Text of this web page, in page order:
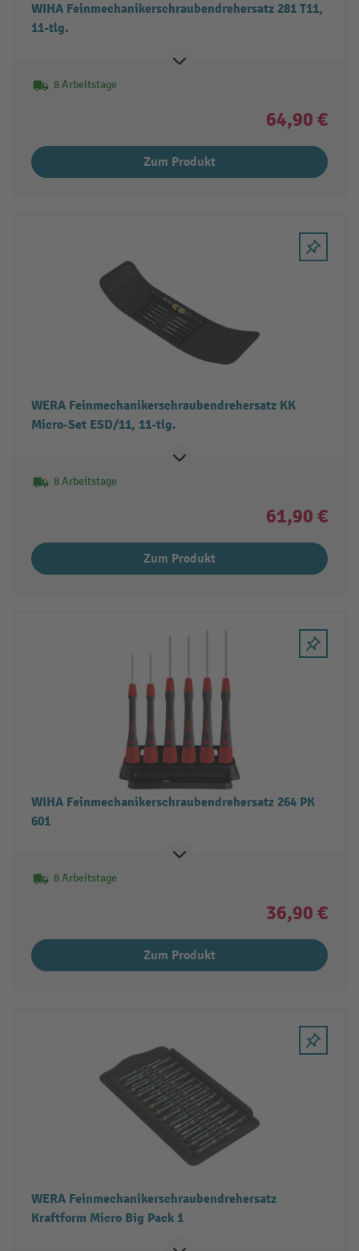
WIHA Feinmechanikerschraubendrehersatz 281 T11,
11-tlg.
8 Arbeitstage
64,90 €
Zum Produkt
WERA Feinmechanikerschraubendrehersatz KK
Micro-Set ESD/11, 11-tlg.
8 Arbeitstage
61,90 €
Zum Produkt
WIHA Feinmechanikerschraubendrehersatz 264 PK
601
8 Arbeitstage
36,90 €
Zum Produkt
WERA Feinmechanikerschraubendrehersatz
Kraftform Micro Big Pack 1